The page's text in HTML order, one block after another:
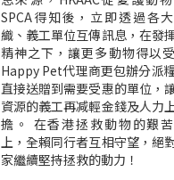
SPCA得知後，立即透過各
織、義工單位互傳訊息，在發
精神之下，讓更多動物得以
Happy Pet代理商更包辦分派
直接送贈到需要受惠的單位，
資源的義工再减輕金錢及人力
擔。 在香港拯救動物的艱
上，全賴同行者互相守望，絕
家繼續堅持拯救的動力！